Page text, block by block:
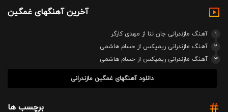
آخرین آهنگهای غمگین
1
آهنگ مازندرانی جان ننا از مهدی کارگر
2
آهنگ مازندرانی ریمیکس از حسام هاشمی
3
آهنگ مازندرانی ریمیکس از حسام هاشمی
دانلود آهنگهای غمگین مازندرانی
برچسب ها